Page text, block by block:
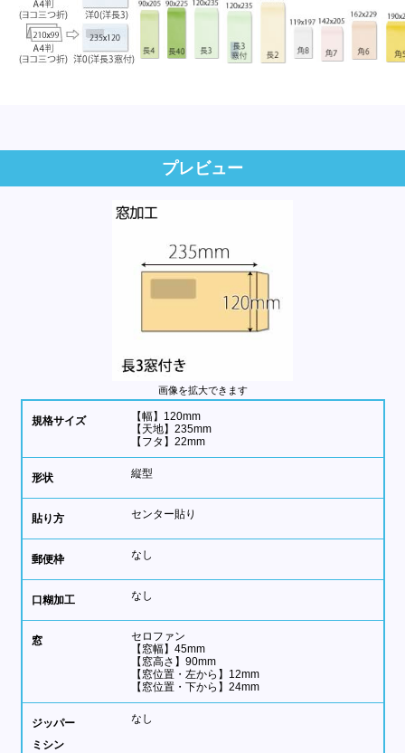
プレビュー
画像を拡大できます
規格サイズ
【幅】120mm
【天地】235mm
【フタ】22mm
形状 縦型
貼り方 センター貼り
郵便枠 なし
口糊加工 なし
窓
セロファン
【窓幅】45mm
【窓高さ】90mm
【窓位置・左から】12mm
【窓位置・下から】24mm
ジッパー
ミシン
なし